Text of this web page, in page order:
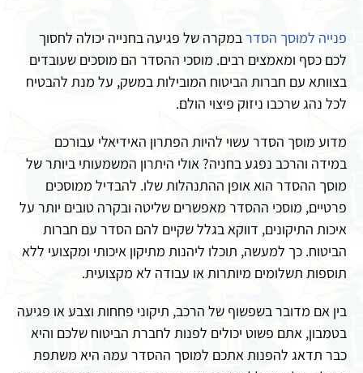
פנייה למוסך הסדרבמקרה של פגיעה בחנייה יכולה לחסוך
לכם כסף ומאמצים רבים. מוסכי ההסדר הם מוסכים שעובדים
בצוותא עם חברות הביטוח המובילות במשק, על מנת להבטיח
לכל נהג שרכבו ניזוק פיצוי הולם.
מדוע מוסך הסדר עשוי להיות הפתרון האידיאלי עבורכם
במידה והרכב נפגע בחניה? אולי היתרון המשמעותי ביותר של
מוסך ההסדר הוא אופן ההתנהלות שלו. להבדיל ממוסכים
פרטיים, מוסכי ההסדר מאפשרים שליטה ובקרה טובים יותר על
איכות התיקונים, דווקא בגלל שקיים להם הסדר עם חברות
הביטוח. כך למעשה, תוכלו ליהנות מתיקון איכותי ומקצועי ללא
תוספות תשלומים מיותרות או עבודה לא מקצועית.
בין אם מדובר בשפשוף של הרכב, תיקוני פחחות וצבע או פגיעה
בטמבון, אתם פשוט יכולים לפנות לחברת הביטוח שלכם והיא
כבר תדאג להפנות אתכם למוסך ההסדר עמה היא משתפת